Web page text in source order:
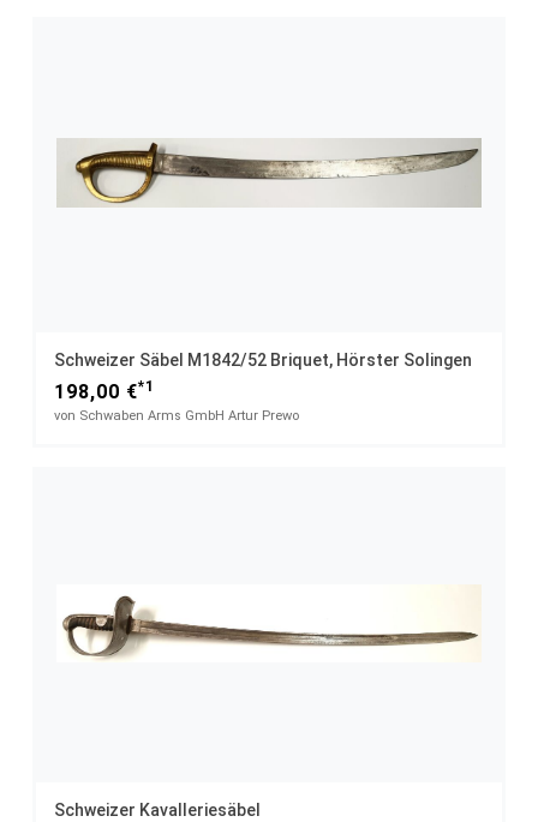
Schweizer Säbel M1842/52 Briquet, Hörster Solingen
198,00 €*1
von Schwaben Arms GmbH Artur Prewo
Schweizer Kavalleriesäbel